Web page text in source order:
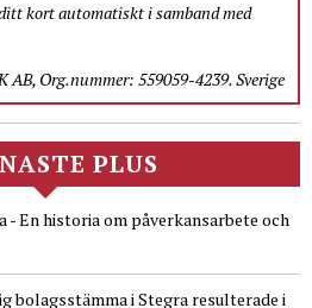
kort automatiskt i samband med
Org.nummer: 559059-4239. Sverige
PLUS
- En historia om påverkansarbete och
bolagsstämma i Stegra resulterade i